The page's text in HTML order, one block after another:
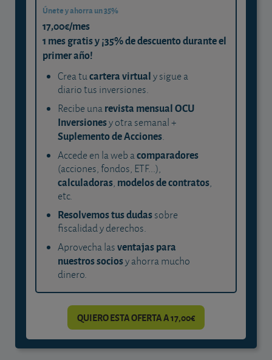
Únete y ahorra un 35%
17,00€/mes
1 mes gratis y ¡35% de descuento durante el
primer año!
Crea tucartera virtualy sigue a
diario tus inversiones.
Recibe unarevista mensual OCU
Inversionesy otra semanal +
Suplemento de Acciones.
Accede en la web acomparadores
(acciones, fondos, ETF...),
calculadoras, modelos de contratos,
etc.
Resolvemos tus dudassobre
fiscalidad y derechos.
Aprovecha lasventajas para
nuestros sociosy ahorra mucho
dinero.
QUIERO ESTA OFERTA A 17,00€